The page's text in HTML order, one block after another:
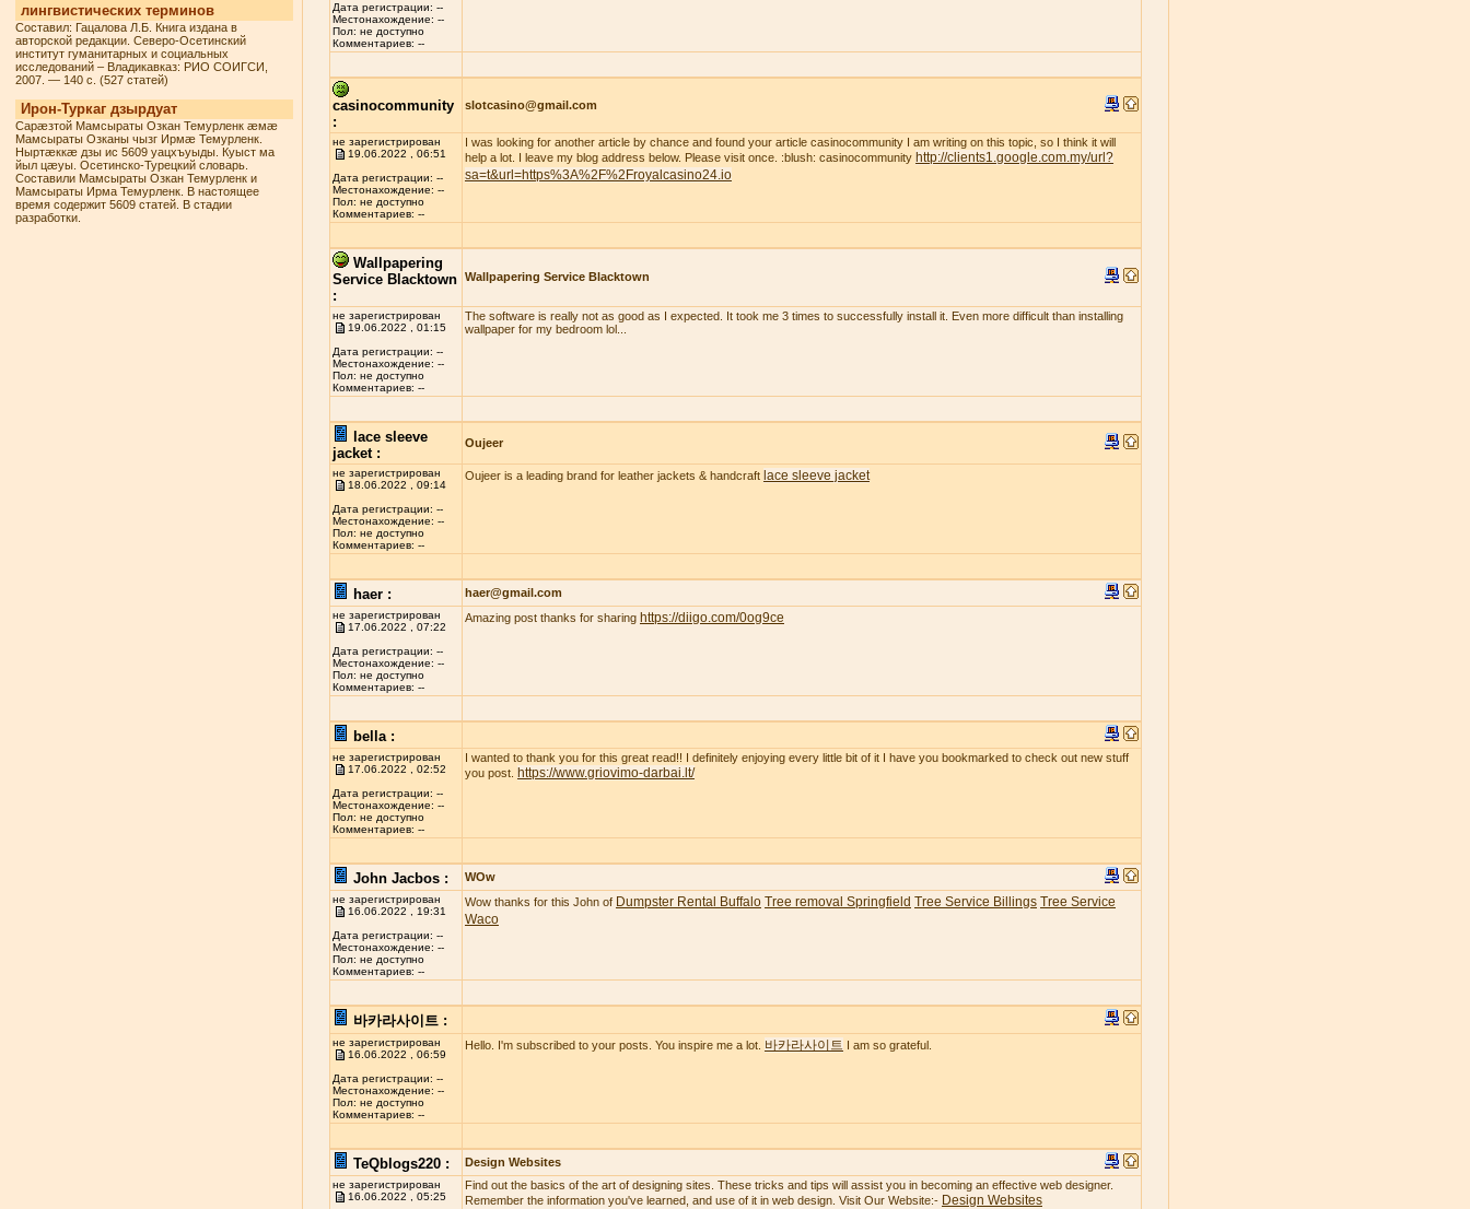
лингвистических терминов
Составил: Гацалова Л.Б. Книга издана в
авторской редакции. Северо-Осетинский
институт гуманитарных и социальных
исследований – Владикавказ: РИО СОИГСИ,
2007. — 140 с. (527 статей)
Ирон-Туркаг дзырдуат
Сарæзтой Мамсыраты Озкан Темурленк æмæ
Мамсыраты Озканы чызг Ирмæ Темурленк.
Ныртæккæ дзы ис 5609 уацхъуыды. Куыст ма
йыл цæуы. Осетинско-Турецкий словарь.
Составили Мамсыраты Озкан Темурленк и
Мамсыраты Ирма Темурленк. В настоящее
время содержит 5609 статей. В стадии
разработки.
Дата регистрации: --
Местонахождение: --
Пол: не доступно
Комментариев: --
casinocommunity
:
slotcasino@gmail.com
не зарегистрирован
19.06.2022 , 06:51
Дата регистрации: --
Местонахождение: --
Пол: не доступно
Комментариев: --
I was looking for another article by chance and found your article casinocommunity I am writing on this topic, so I think it will
help a lot. I leave my blog address below. Please visit once. :blush: casinocommunity http://clients1.google.com.my/url?
sa=t&url=https%3A%2F%2Froyalcasino24.io
Wallpapering
Service Blacktown
:
Wallpapering Service Blacktown
не зарегистрирован
19.06.2022 , 01:15
Дата регистрации: --
Местонахождение: --
Пол: не доступно
Комментариев: --
The software is really not as good as I expected. It took me 3 times to successfully install it. Even more difficult than installing
wallpaper for my bedroom lol...
lace sleeve
jacket :
Oujeer
не зарегистрирован
18.06.2022 , 09:14
Дата регистрации: --
Местонахождение: --
Пол: не доступно
Комментариев: --
Oujeer is a leading brand for leather jackets & handcraft lace sleeve jacket
haer : haer@gmail.com
не зарегистрирован
17.06.2022 , 07:22
Дата регистрации: --
Местонахождение: --
Пол: не доступно
Комментариев: --
Amazing post thanks for sharing https://diigo.com/0og9ce
bella :
не зарегистрирован
17.06.2022 , 02:52
Дата регистрации: --
Местонахождение: --
Пол: не доступно
Комментариев: --
I wanted to thank you for this great read!! I definitely enjoying every little bit of it I have you bookmarked to check out new stuff
you post.
https://www.griovimo-darbai.lt/
John Jacbos : WOw
не зарегистрирован
16.06.2022 , 19:31
Дата регистрации: --
Местонахождение: --
Пол: не доступно
Комментариев: --
Wow thanks for this John of Dumpster Rental Buffalo Tree removal Springfield Tree Service Billings Tree Service
Waco
바카라사이트 :
не зарегистрирован
16.06.2022 , 06:59
Дата регистрации: --
Местонахождение: --
Пол: не доступно
Комментариев: --
Hello. I'm subscribed to your posts. You inspire me a lot. 바카라사이트 I am so grateful.
TeQblogs220 : Design Websites
не зарегистрирован
16.06.2022 , 05:25
Find out the basics of the art of designing sites. These tricks and tips will assist you in becoming an effective web designer.
Remember the information you've learned, and use of it in web design. Visit Our Website:- Design Websites